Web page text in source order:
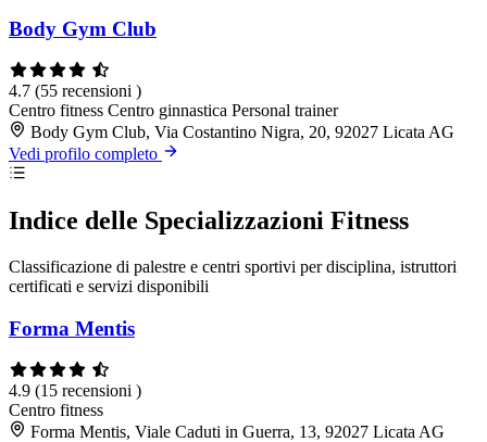
Body Gym Club
4.7 (55 recensioni )
Centro fitness Centro ginnastica Personal trainer
Body Gym Club, Via Costantino Nigra, 20, 92027 Licata AG
Vedi profilo completo
Indice delle Specializzazioni Fitness
Classificazione di palestre e centri sportivi per disciplina, istruttori
certificati e servizi disponibili
Forma Mentis
4.9 (15 recensioni )
Centro fitness
Forma Mentis, Viale Caduti in Guerra, 13, 92027 Licata AG